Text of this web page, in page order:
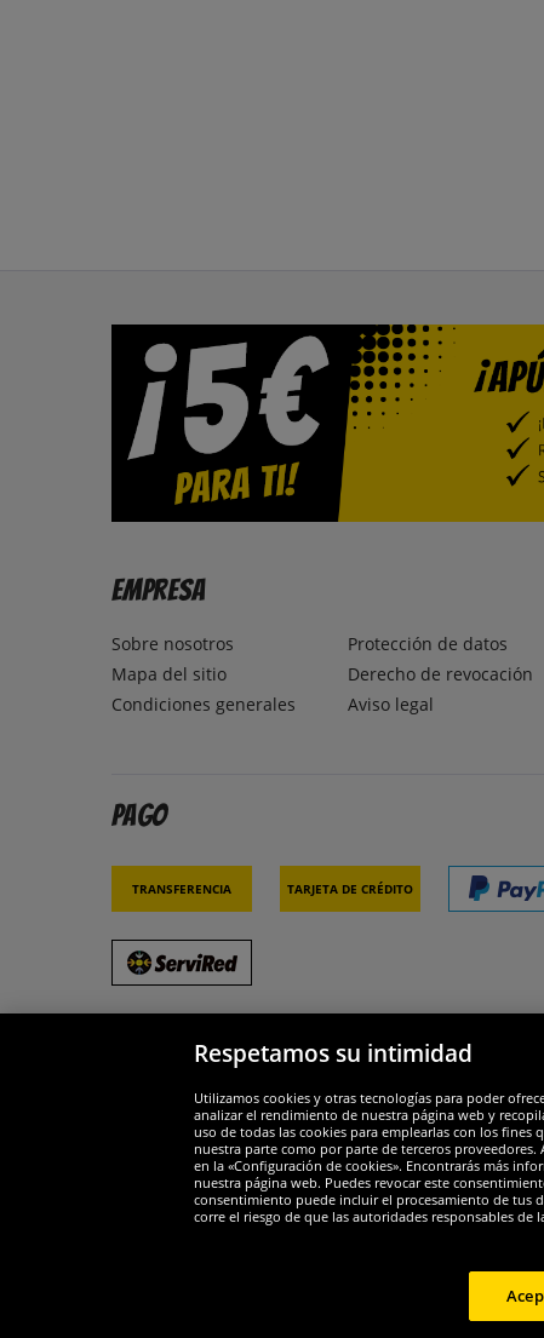
Empresa
Sobre nosotros
Mapa del sitio
Condiciones generales
Protección de datos
Derecho de revocación
Aviso legal
Pago
Transferencia Tarjeta de crédito
Widerruf
Respetamos su intimidad
Utilizamos cookies y otras tecnologías para poder
analizar el rendimiento de nuestra página web y
uso de todas las cookies para emplearlas con los
nuestra parte como por parte de terceros
en la «Configuración de cookies». Encontrarás más
nuestra página web. Puedes revocar este
consentimiento puede incluir el procesamiento de tus
corre el riesgo de que las autoridades responsables